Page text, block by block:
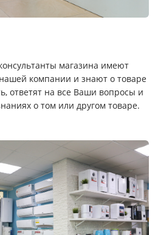
магазина имеют
компании и знают о товаре
ответят на все Ваши вопросы и
о том или другом товаре.